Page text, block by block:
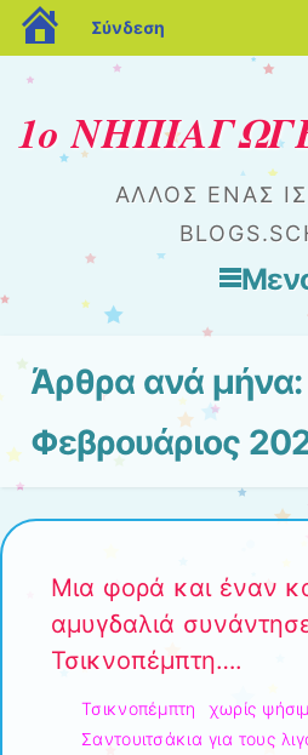
blogs.sch.gr
Σύνδεση
1ο
ΆΛΛΟΣ ΈΝΑΣ
Μετάβαση στο περιεχόμενο
Άρθρα ανά μήνα:
Φεβρουάριος
Μια φορά και έναν
αμυγδαλιά
Τσικνοπέμπτη….
Τσικνοπέμπτη χωρίς
Σαντουιτσάκια για τους